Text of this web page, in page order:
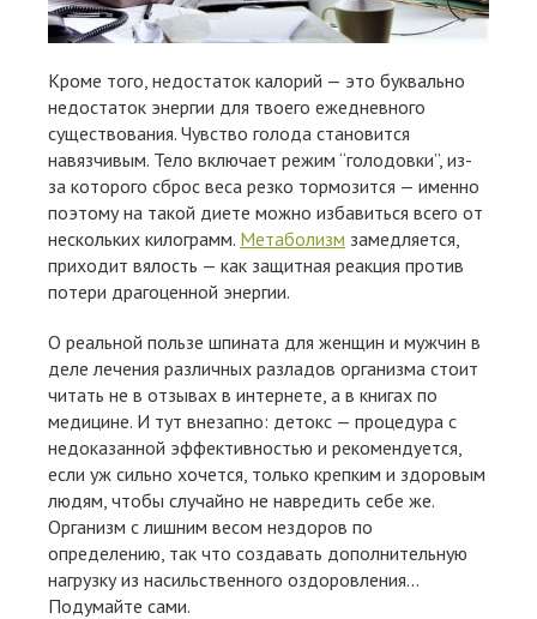
Кроме того, недостаток калорий — это буквально
недостаток энергии для твоего ежедневного
существования. Чувство голода становится
навязчивым. Тело включает режим “голодовки”, из-
за которого сброс веса резко тормозится — именно
поэтому на такой диете можно избавиться всего от
нескольких килограмм. Метаболизм замедляется,
приходит вялость — как защитная реакция против
потери драгоценной энергии.
О реальной пользе шпината для женщин и мужчин в
деле лечения различных разладов организма стоит
читать не в отзывах в интернете, а в книгах по
медицине. И тут внезапно: детокс — процедура с
недоказанной эффективностью и рекомендуется,
если уж сильно хочется, только крепким и здоровым
людям, чтобы случайно не навредить себе же.
Организм с лишним весом нездоров по
определению, так что создавать дополнительную
нагрузку из насильственного оздоровления…
Подумайте сами.